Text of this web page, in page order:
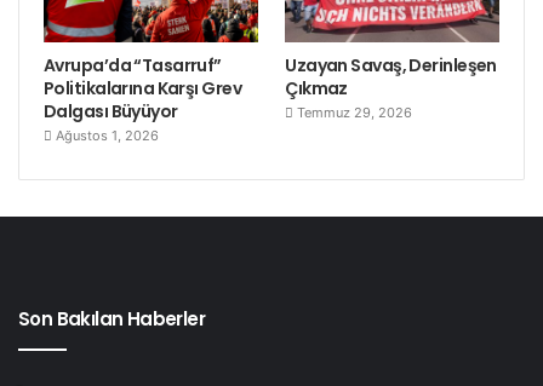
Avrupa’da “Tasarruf”
Politikalarına Karşı Grev
Dalgası Büyüyor
Ağustos 1, 2026
Uzayan Savaş, Derinleşen
Çıkmaz
Temmuz 29, 2026
Son Bakılan Haberler